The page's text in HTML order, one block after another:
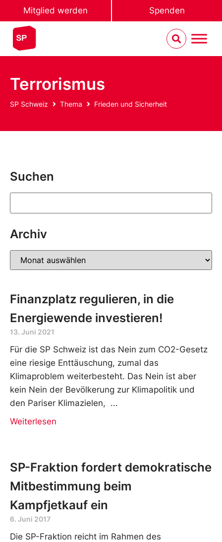
Mitglied werden Spenden
Terrorismus
SP Schweiz Thema Frieden und Sicherheit
Suchen
Archiv
Finanzplatz regulieren, in die
Energiewende investieren!
13. Juni 2021
Für die SP Schweiz ist das Nein zum CO2-Gesetz
eine riesige Enttäuschung, zumal das
Klimaproblem weiterbesteht. Das Nein ist aber
kein Nein der Bevölkerung zur Klimapolitik und
den Pariser Klimazielen,
Weiterlesen
SP-Fraktion fordert demokratische
Mitbestimmung beim
Kampfjetkauf ein
6. Juni 2017
Die SP-Fraktion reicht im Rahmen des